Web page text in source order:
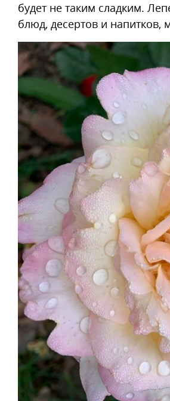
будет не таким сладким.
блюд, десертов и напитков,